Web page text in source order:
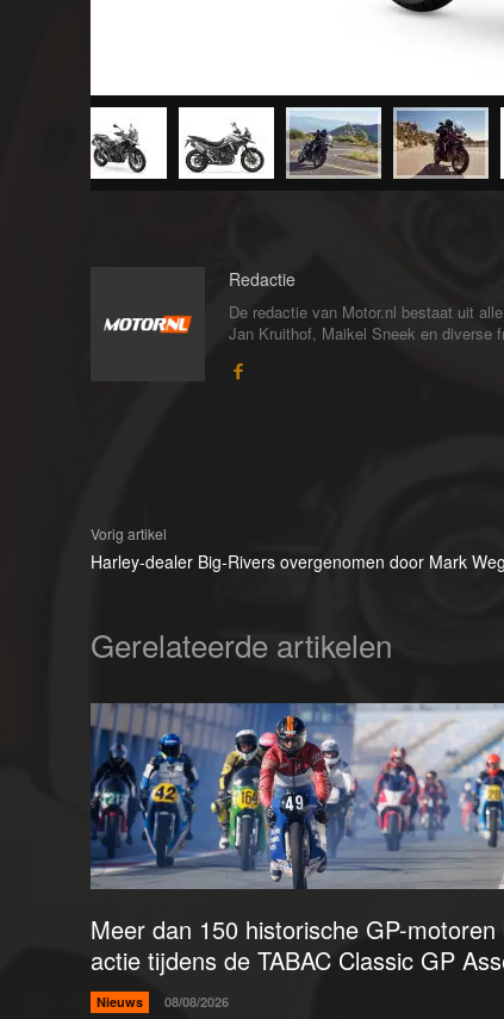
Redactie
De redactie van Motor.nl bestaat uit
Jan Kruithof, Maikel Sneek en diverse
Vorig artikel
Harley-dealer Big-Rivers overgenomen door Mark
Gerelateerde artikelen
Meer dan 150 historische GP-motoren
actie tijdens de TABAC Classic GP
Nieuws 08/08/2026